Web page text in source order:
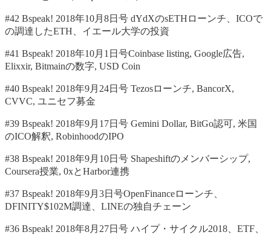
#42 Bspeak! 2018年10月8日号 dYdXのsETHローンチ、ICOで
の調達したETH、イエール大学の投資
#41 Bspeak! 2018年10月1日号Coinbase listing, Google広告,
Elixxir, Bitmainの数字, USD Coin
#40 Bspeak! 2018年9月24日号 Tezosローンチ, BancorX,
CVVC, ユニセフ募金
#39 Bspeak! 2018年9月17日号 Gemini Dollar, BitGo認可, 米国
のICO解釈, RobinhoodのIPO
#38 Bspeak! 2018年9月10日号 Shapeshiftのメンバーシップ,
Coursera授業, 0xとHarbor連携
#37 Bspeak! 2018年9月3日号OpenFinanceローンチ、
DFINITY$102M調達、LINEの独自チェーン
#36 Bspeak! 2018年8月27日号 ハイプ・サイクル2018、ETF、